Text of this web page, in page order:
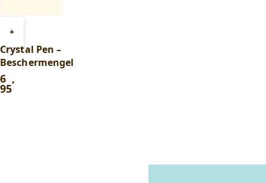
+
aan
winkelwagen
Crystal Pen –
Beschermengel
6 ,
95